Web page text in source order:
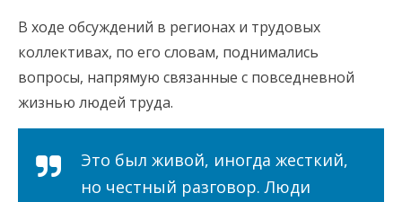
В ходе обсуждений в регионах и трудовых
коллективах, по его словам, поднимались
вопросы, напрямую связанные с повседневной
жизнью людей труда.
Это был живой, иногда жесткий,
но честный разговор. Люди